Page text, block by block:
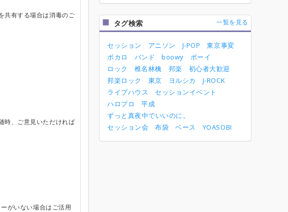
共有する場合は消毒のご
時、ご意見いただければ
がいない場合はご活用
タグ検索 一覧を見る
セッション アニソン J-POP
東京事変
ボカロ
バンド boowy
ボーイ
ロック
椎名林檎 邦楽
初心者大歓迎
邦楽ロック
東京 ヨルシカ
J-ROCK
ライブハウス
セッションイベント
ハロプロ
平成
ずっと真夜中でいいのに。
セッション会
布袋 ベース YOASOBI